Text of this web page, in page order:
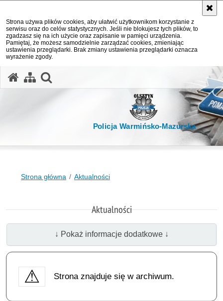
Strona używa plików cookies, aby ułatwić użytkownikom korzystanie z
serwisu oraz do celów statystycznych. Jeśli nie blokujesz tych plików, to
zgadzasz się na ich użycie oraz zapisanie w pamięci urządzenia.
Pamiętaj, że możesz samodzielnie zarządzać cookies, zmieniając
ustawienia przeglądarki. Brak zmiany ustawienia przeglądarki oznacza
wyrażenie zgody.
Policja Warmińsko-Mazurska
Strona główna Aktualności
Aktualności
↓ Pokaż informacje dodatkowe ↓
Strona znajduje się w archiwum.